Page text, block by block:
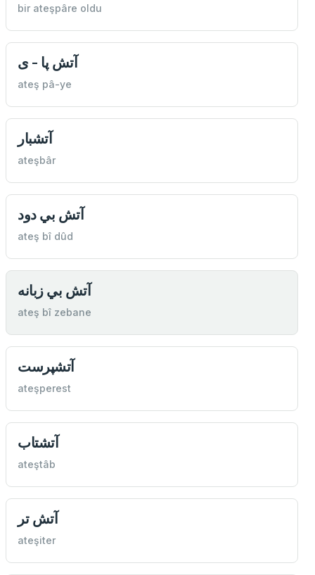
bir ateşpâre oldu
آتش پا - ى
ateş pâ-ye
آتشبار
ateşbâr
آتش بي دود
ateş bî dûd
آتش بي زبانه
ateş bî zebane
آتشپرست
ateşperest
آتشتاب
ateştâb
آتش تر
ateşiter